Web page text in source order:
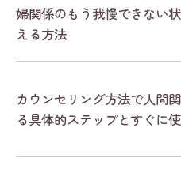
婦関係のもう我慢できない
える方法
カウンセリング方法で人間
る具体的ステップとすぐに